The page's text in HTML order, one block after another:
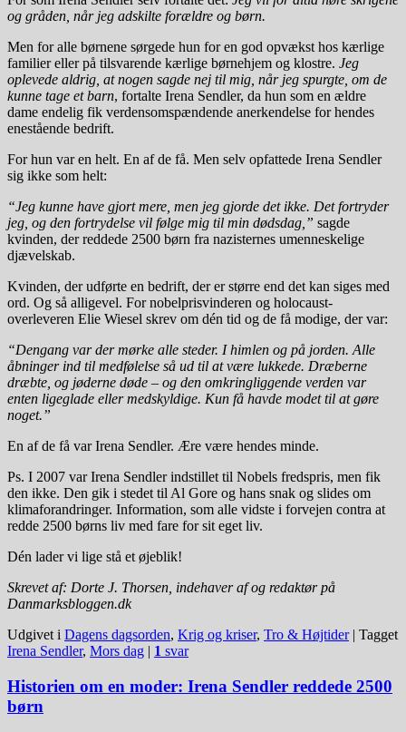
og gråden, når jeg adskilte forældre og børn.
Men for alle børnene sørgede hun for en god opvækst hos kærlige
familier eller på tilsvarende kærlige børnehjem og klostre. Jeg
oplevede aldrig, at nogen sagde nej til mig, når jeg spurgte, om de
kunne tage et barn, fortalte Irena Sendler, da hun som en ældre
dame endelig fik verdensomspændende anerkendelse for hendes
enestående bedrift.
For hun var en helt. En af de få. Men selv opfattede Irena Sendler
sig ikke som helt:
“Jeg kunne have gjort mere, men jeg gjorde det ikke. Det fortryder
jeg, og den fortrydelse vil følge mig til min dødsdag,” sagde
kvinden, der reddede 2500 børn fra nazisternes umenneskelige
djævelskab.
Kvinden, der udførte en bedrift, der er større end det kan siges med
ord. Og så alligevel. For nobelprisvinderen og holocaust-
overleveren Elie Wiesel skrev om dén tid og de få modige, der var:
“Dengang var der mørke alle steder. I himlen og på jorden. Alle
åbninger ind til medfølelse så ud til at være lukkede. Dræberne
dræbte, og jøderne døde – og den omkringliggende verden var
enten ligeglade eller medskyldige. Kun få havde modet til at gøre
noget.”
En af de få var Irena Sendler. Ære være hendes minde.
Ps. I 2007 var Irena Sendler indstillet til Nobels fredspris, men fik
den ikke. Den gik i stedet til Al Gore og hans snak og slides om
klimaforandringer. Information, som alle vidste i forvejen contra at
redde 2500 børns liv med fare for sit eget liv.
Dén lader vi lige stå et øjeblik!
Skrevet af: Dorte J. Thorsen, indehaver af og redaktør på
Danmarksbloggen.dk
Udgivet i Dagens dagsorden, Krig og kriser, Tro & Højtider | Tagget
Irena Sendler, Mors dag | 1 svar
Historien om en moder: Irena Sendler reddede 2500
børn